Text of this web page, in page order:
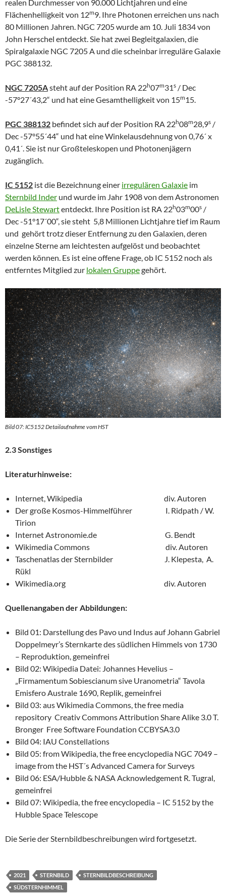
realen Durchmesser von 90.000 Lichtjahren und eine
Flächenhelligkeit von 12m9. Ihre Photonen erreichen uns nach
80 Millionen Jahren. NGC 7205 wurde am 10. Juli 1834 von
John Herschel entdeckt. Sie hat zwei Begleitgalaxien, die
Spiralgalaxie NGC 7205 A und die scheinbar irreguläre Galaxie
PGC 388132.
NGC 7205Asteht auf der Position RA 22h07m31s / Dec
-57°27´43,2“ und hat eine Gesamthelligkeit von 15m15.
PGC 388132 befindet sich auf der Position RA 22h08m28,9s /
Dec -57°55´44“ und hat eine Winkelausdehnung von 0,76´ x
0,41´. Sie ist nur Großteleskopen und Photonenjägern
zugänglich.
IC 5152 ist die Bezeichnung einer irregulären Galaxie im
Sternbild Inder und wurde im Jahr 1908 von dem Astronomen
DeLisle Stewartentdeckt. Ihre Position ist RA 22h03m00s /
Dec -51°17´00“, sie steht 5,8 Millionen Lichtjahre tief im Raum
und gehört trotz dieser Entfernung zu den Galaxien, deren
einzelne Sterne am leichtesten aufgelöst und beobachtet
werden können. Es ist eine offene Frage, ob IC 5152 noch als
entferntes Mitglied zur lokalen Gruppegehört.
Bild 07: IC5152 Detailaufnahme vom HST
2.3 Sonstiges
Literaturhinweise:
Internet, Wikipedia div. Autoren
Der große Kosmos-Himmelführer I. Ridpath / W.
Tirion
Internet Astronomie.de G. Bendt
Wikimedia Commons div. Autoren
Taschenatlas der Sternbilder J. Klepesta, A.
Rükl
Wikimedia.org div. Autoren
Quellenangaben der Abbildungen:
Bild 01: Darstellung des Pavo und Indus auf Johann Gabriel
Doppelmeyr’s Sternkarte des südlichen Himmels von 1730
– Reproduktion, gemeinfrei
Bild 02: Wikipedia Datei: Johannes Hevelius –
„Firmamentum Sobiescianum sive Uranometria“ Tavola
Emisfero Australe 1690, Replik, gemeinfrei
Bild 03: aus Wikimedia Commons, the free media
repository Creativ Commons Attribution Share Alike 3.0 T.
Bronger Free Software Foundation CCBYSA3.0
Bild 04: IAU Constellations
Bild 05: from Wikipedia, the free encyclopedia NGC 7049 –
image from the HST´s Advanced Camera for Surveys
Bild 06: ESA/Hubble & NASA Acknowledgement R. Tugral,
gemeinfrei
Bild 07: Wikipedia, the free encyclopedia – IC 5152 by the
Hubble Space Telescope
Die Serie der Sternbildbeschreibungen wird fortgesetzt.
2021 STERNBILD
STERNBILDBESCHREIBUNG
SÜDSTERNHIMMEL